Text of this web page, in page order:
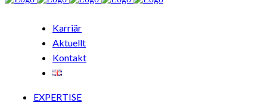
Karriär
Aktuellt
Kontakt
EXPERTISE